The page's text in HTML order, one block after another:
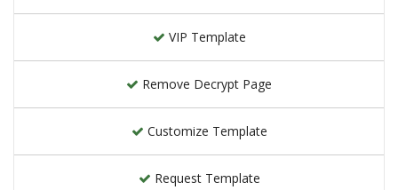
VIP Template
Remove Decrypt Page
Customize Template
Request Template